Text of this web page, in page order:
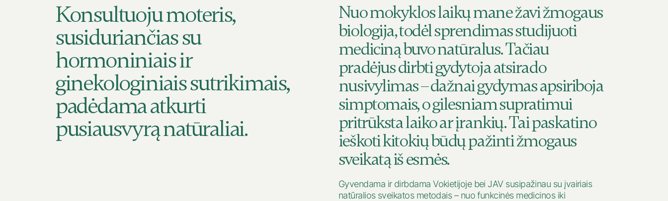
Konsultuoju moteris,
susiduriančias su
hormoniniais ir
ginekologiniais sutrikimais,
padėdama atkurti
pusiausvyrą natūraliai.
Nuo mokyklos laikų mane žavi žmogaus
biologija, todėl sprendimas studijuoti
mediciną buvo natūralus. Tačiau
pradėjus dirbti gydytoja atsirado
nusivylimas – dažnai gydymas apsiriboja
simptomais, o gilesniam supratimui
pritrūksta laiko ar įrankių. Tai paskatino
ieškoti kitokių būdų pažinti žmogaus
sveikatą iš esmės.
Gyvendama ir dirbdama Vokietijoje bei JAV susipažinau su įvairiais
natūralios sveikatos metodais – nuo funkcinės medicinos iki